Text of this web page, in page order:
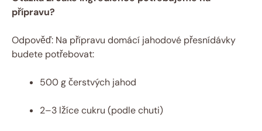
přípravu?
Odpověď: Na přípravu domácí jahodové přesnídávky
budete potřebovat:
500 g čerstvých jahod
2–3 lžíce cukru (podle chuti)